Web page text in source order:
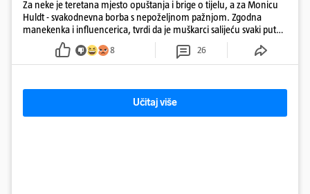
Za neke je teretana mjesto opuštanja i brige o tijelu, a za Monicu
Huldt - svakodnevna borba s nepoželjnom pažnjom. Zgodna
manekenka i influencerica, tvrdi da je muškarci salijeću svaki put
kad dođe na trening
8 26
Učitaj više